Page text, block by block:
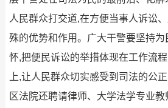
人民群众打交道,在方便当事人诉讼
殊的优势和作用。广大干警要坚持
怀,把便民诉讼的举措体现在工作流
上,让人民群众切实感受到司法的公
区法院还聘请律师、大学法学专业